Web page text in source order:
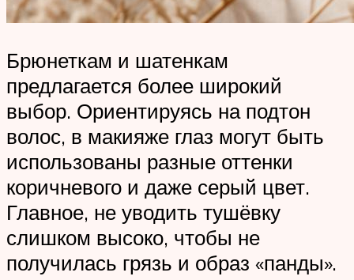
Брюнеткам и шатенкам
предлагается более широкий
выбор. Ориентируясь на подтон
волос, в макияже глаз могут быть
использованы разные оттенки
коричневого и даже серый цвет.
Главное, не уводить тушёвку
слишком высоко, чтобы не
получилась грязь и образ «панды».